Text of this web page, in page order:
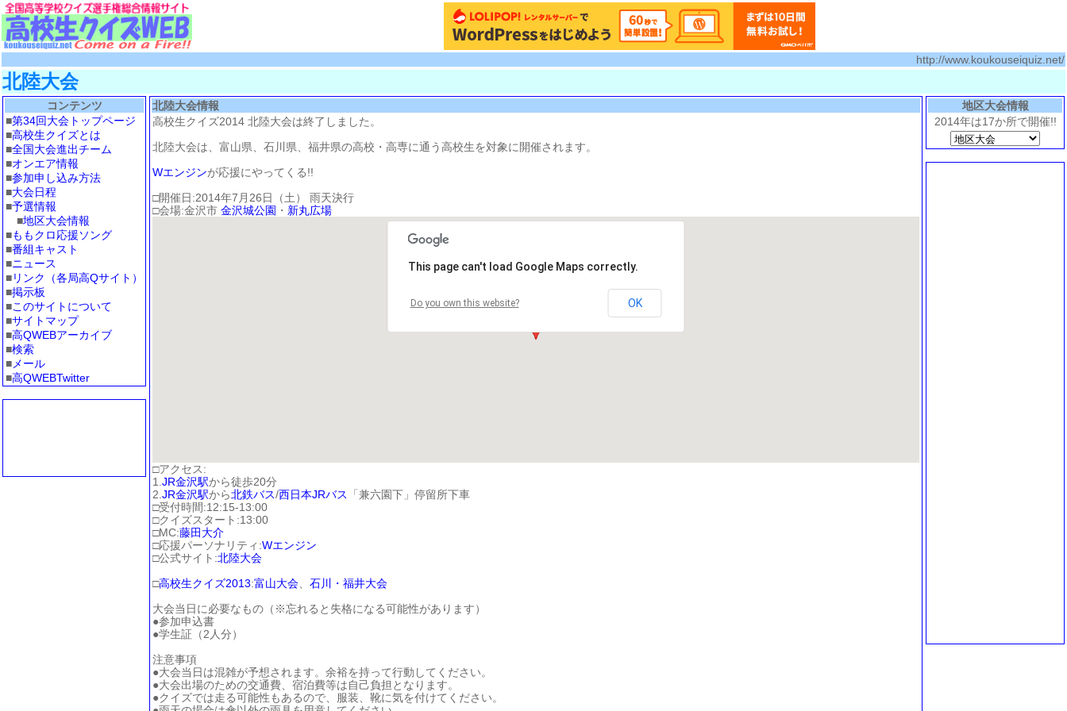
http://www.koukouseiquiz.net/
北陸大会
コンテンツ
■第34回大会トップページ
■高校生クイズとは
■全国大会進出チーム
■オンエア情報
■参加申し込み方法
■大会日程
■予選情報
■地区大会情報
■ももクロ応援ソング
■番組キャスト
■ニュース
■リンク（各局高Qサイト）
■掲示板
■このサイトについて
■サイトマップ
■高QWEBアーカイブ
■検索
■ メール
■高QWEBTwitter
北陸大会情報
高校生クイズ2014 北陸大会は終了しました。
北陸大会は、富山県、石川県、福井県の高校・高専に通う高校生を対象に開催されます。
Wエンジンが応援にやってくる!!
□開催日:2014年7月26日（土） 雨天決行
□会場:金沢市 金沢城公園 ・ 新丸広場
□アクセス:
1. JR金沢駅から徒歩20分
2. JR金沢駅から北鉄バス/西日本JRバス
「兼六園下」停留所下車
□受付時間:12:15-13:00
□クイズスタート:13:00
□MC:藤田大介
□応援パーソナリティ:Wエンジン
□公式サイト:北陸大会
□高校生クイズ2013:富山大会
石川・福井大会
大会当日に必要なもの（※忘れると失格になる可能性があります）
●参加申込書
●学生証（2人分）
注意事項
●大会当日は混雑が予想されます。余裕を持って行動してください。
●大会出場のための交通費、宿泊費等は自己負担となります。
●クイズでは走る可能性もあるので、服装、靴に気を付けてください。
地区大会情報
2014年は17か所で開催!!